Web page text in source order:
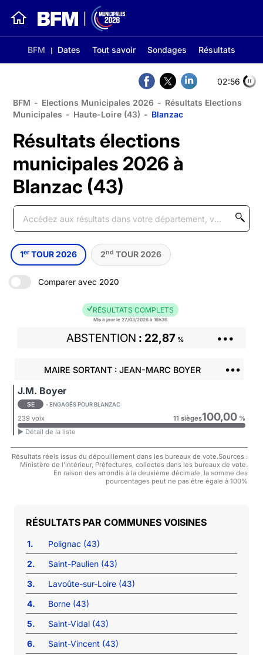
BFM Dates Tout savoir Sondages Résultats
02:56
BFM - Elections Municipales 2026 - Résultats Elections
Municipales - Haute-Loire (43) - Blanzac
Résultats élections
municipales 2026 à
Blanzac (43)
1er TOUR 2026 2nd TOUR 2026
Comparer avec 2020
RÉSULTATS COMPLETS
Mis à jour le 27/03/2026 à 16h36
ABSTENTION 22,87 % •••
MAIRE SORTANT : JEAN-MARC BOYER •••
J.M. Boyer
SE - ENGAGÉS POUR BLANZAC
239 voix 11 sièges100,00%
► Détail de la liste
Résultats réels issus du dépouillement dans les bureaux de vote.Sources :
Ministère de l'intérieur, Préfectures, collectes dans les bureaux de vote.
En raison des arrondis à la deuxième décimale, la somme des
pourcentages peut ne pas être égale à 100%
COMMUNES VOISINES
1.
Polignac (43)
2.
Saint-Paulien (43)
3.
Lavoûte-sur-Loire (43)
4.
Borne (43)
5.
Saint-Vidal (43)
6.
Saint-Vincent (43)